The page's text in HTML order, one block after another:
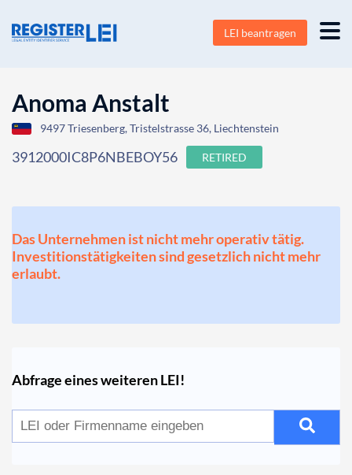
LEI beantragen
Anoma Anstalt
9497 Triesenberg, Tristelstrasse 36, Liechtenstein
3912000IC8P6NBEBOY56 RETIRED
Das Unternehmen ist nicht mehr operativ tätig.
Investitionstätigkeiten sind gesetzlich nicht mehr
erlaubt.
Abfrage eines weiteren LEI!